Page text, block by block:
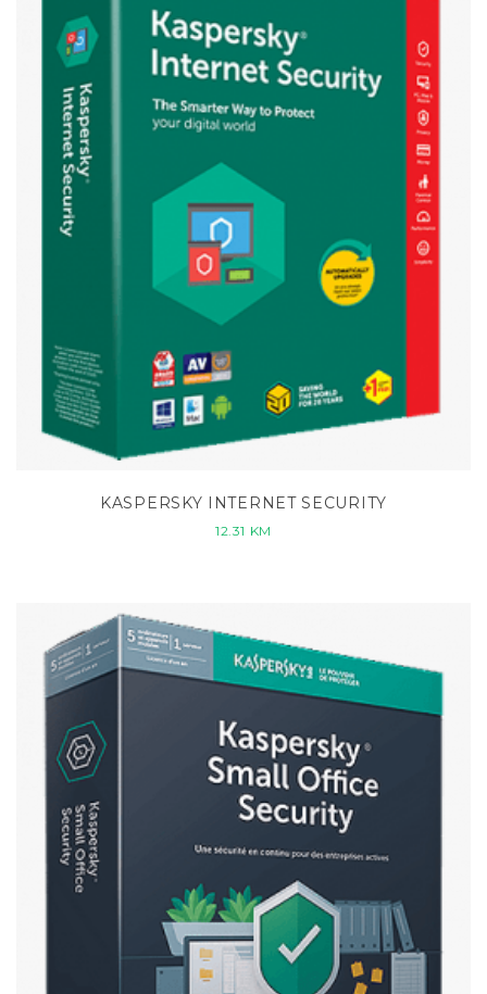
KASPERSKY INTERNET SECURITY
12.31 KM